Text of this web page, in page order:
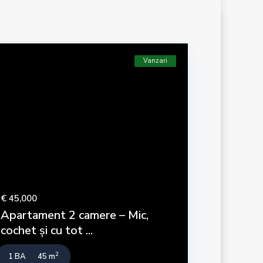
Vanzari
€ 45,000
Apartament 2 camere – Mic,
cochet și cu tot ...
1 BA 45 m2